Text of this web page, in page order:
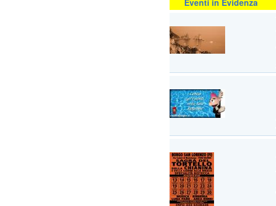
Eventi in Evidenza